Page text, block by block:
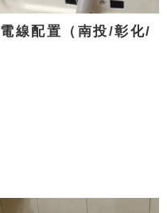
電線配置（南投/彰化/